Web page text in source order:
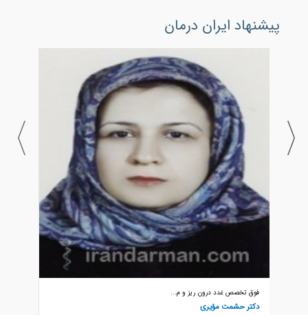
پیشنهاد ایران درمان
فوق تخصص غدد درون ریز و م...
دکتر حشمت مؤیری